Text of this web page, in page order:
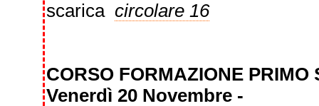
scarica circolare 16
CORSO FORMAZIONE PRIMO
Venerdì 20 Novembre -